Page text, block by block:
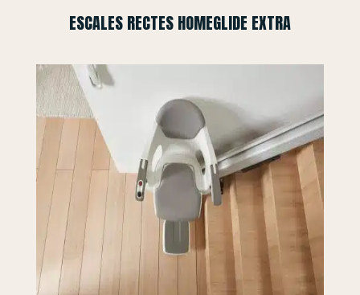
ESCALES RECTES HOMEGLIDE EXTRA